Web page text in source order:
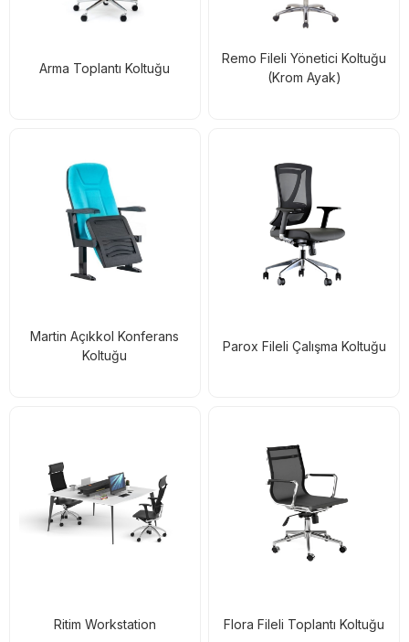
Arma Toplantı Koltuğu
Remo Fileli Yönetici Koltuğu
(Krom Ayak)
Martin Açıkkol Konferans
Koltuğu
Parox Fileli Çalışma Koltuğu
Ritim Workstation Flora Fileli Toplantı Koltuğu